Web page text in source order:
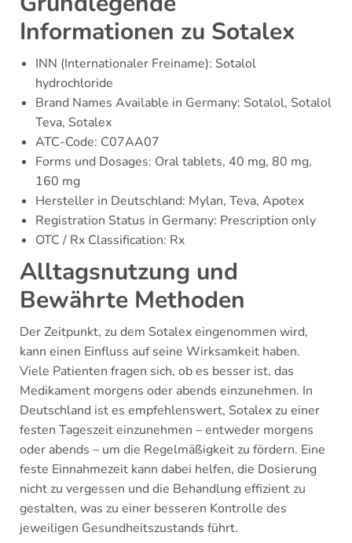
Informationen zu Sotalex
INN (Internationaler Freiname): Sotalol
hydrochloride
Brand Names Available in Germany: Sotalol, Sotalol
Teva, Sotalex
ATC-Code: C07AA07
Forms und Dosages: Oral tablets, 40 mg, 80 mg,
160 mg
Hersteller in Deutschland: Mylan, Teva, Apotex
Registration Status in Germany: Prescription only
OTC / Rx Classification: Rx
Alltagsnutzung und
Bewährte Methoden
Der Zeitpunkt, zu dem Sotalex eingenommen wird,
kann einen Einfluss auf seine Wirksamkeit haben.
Viele Patienten fragen sich, ob es besser ist, das
Medikament morgens oder abends einzunehmen. In
Deutschland ist es empfehlenswert, Sotalex zu einer
festen Tageszeit einzunehmen – entweder morgens
oder abends – um die Regelmäßigkeit zu fördern. Eine
feste Einnahmezeit kann dabei helfen, die Dosierung
nicht zu vergessen und die Behandlung effizient zu
gestalten, was zu einer besseren Kontrolle des
jeweiligen Gesundheitszustands führt.